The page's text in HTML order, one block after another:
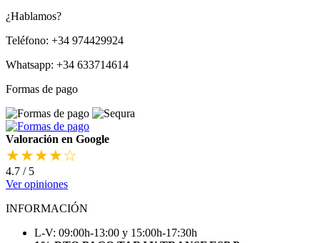
¿Hablamos?
Teléfono: +34 974429924
Whatsapp: +34 633714614
Formas de pago
Valoración en Google
★★★★☆
4.7 / 5
Ver opiniones
INFORMACIÓN
L-V: 09:00h-13:00 y 15:00h-17:30h